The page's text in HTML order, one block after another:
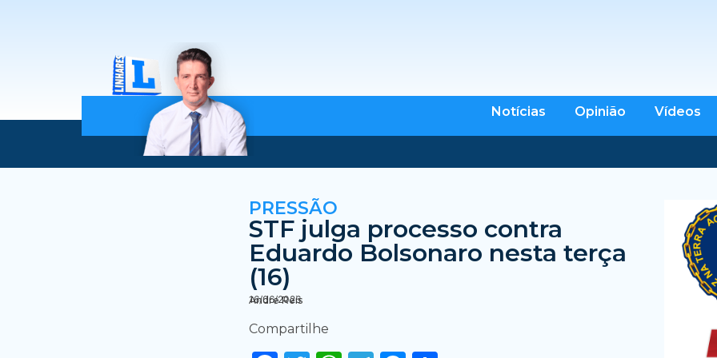
Notícias Opinião Vídeos
PRESSÃO
STF julga processo contra
Eduardo Bolsonaro nesta terça
(16)
Andre Reis
16/06/2026
Compartilhe